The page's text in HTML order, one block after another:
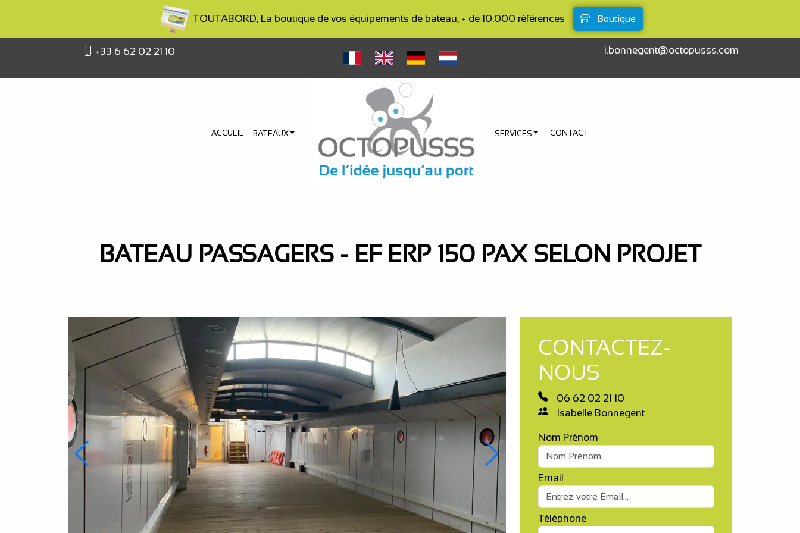
TOUTABORD, La boutique de vos équipements de bateau, + de 10.000 références Boutique
+33 6 62 02 21 10 i.bonnegent@octopusss.com
ACCUEIL BATEAUX SERVICES CONTACT
BATEAU PASSAGERS- EF ERP 150 PAX SELON PROJET
CONTACTEZ-
NOUS
06 62 02 21 10
Isabelle Bonnegent
Nom Prénom
Email
Téléphone